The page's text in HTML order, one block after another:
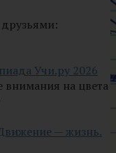
друзьями:
Учи.ру 2026
на цвета
— жизнь.